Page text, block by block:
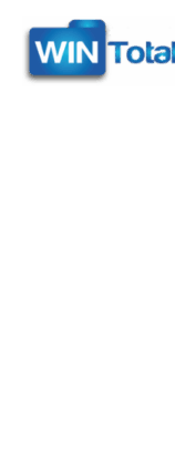
Inhalt
springen